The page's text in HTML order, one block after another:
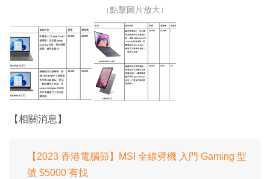
↓點擊圖片放大↓
【相關消息】
【2023 香港電腦節】MSI 全線劈機 入門 Gaming 型
號 $5000 有找